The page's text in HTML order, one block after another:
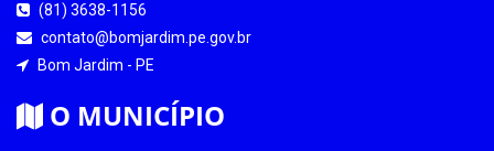
(81) 3638-1156
contato@bomjardim.pe.gov.br
Bom Jardim - PE
O MUNICÍPIO